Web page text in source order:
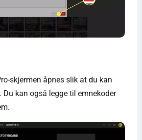
skjermen åpnes slik at du kan
Du kan også legge til emnekoder